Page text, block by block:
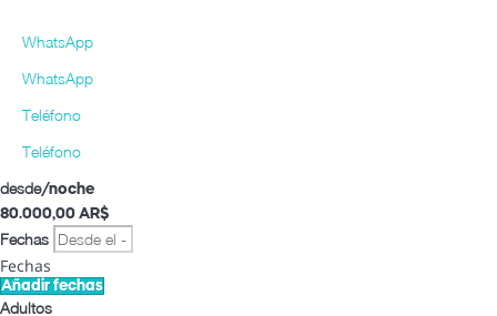
WhatsApp
WhatsApp
Teléfono
Teléfono
desde/noche
80.000,00 AR$
Fechas
Fechas
Añadir fechas
Adultos